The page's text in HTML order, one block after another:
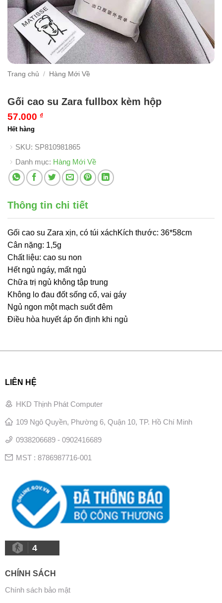
Trang chủ / Hàng Mới Về
Gối cao su Zara fullbox kèm hộp
57.000 ₫
Hết hàng
SKU: SP810981865
Danh mục: Hàng Mới Về
Thông tin chi tiết
Gối cao su Zara xịn, có túi xáchKích thước: 36*58cm
Cân nặng: 1,5g
Chất liệu: cao su non
Hết ngủ ngáy, mất ngủ
Chữa trị ngủ không tập trung
Không lo đau đốt sống cổ, vai gáy
Ngủ ngon một mạch suốt đêm
Điều hòa huyết áp ổn định khi ngủ
LIÊN HỆ
HKD Thịnh Phát Computer
109 Ngô Quyền, Phường 6, Quận 10, TP. Hồ Chí Minh
0938206689 - 0902416689
MST : 8786987716-001
4
CHÍNH SÁCH
Chính sách bảo mật